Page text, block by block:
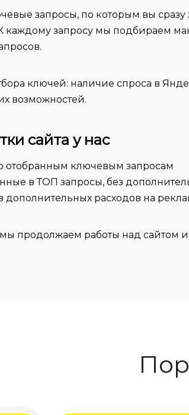
запросы, по которым вы сразу
К каждому запросу мы подбираем
ключей: наличие спроса в
возможностей.
сайта у нас
отобранным ключевым запросам
в ТОП запросы, без
расходов на
продолжаем работы над